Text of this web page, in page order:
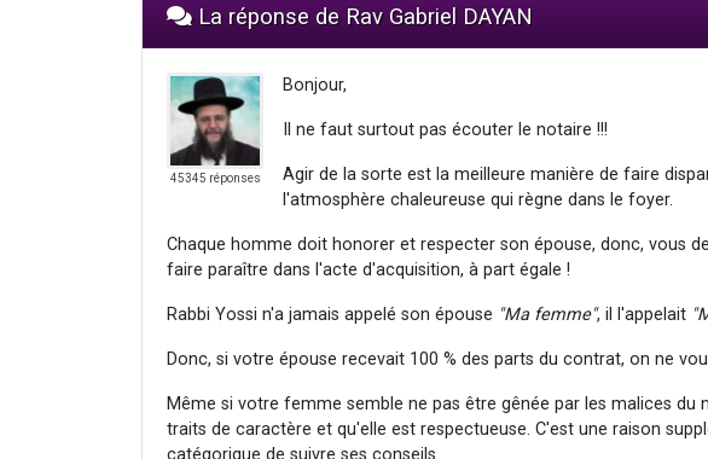
La réponse de Rav Gabriel DAYAN
45345 réponses
Bonjour,
Il ne faut surtout pas écouter le notaire !!!
Agir de la sorte est la meilleure manière de faire
l'atmosphère chaleureuse qui règne dans le foyer.
Chaque homme doit honorer et respecter son épouse, donc, vous
faire paraître dans l'acte d'acquisition, à part égale !
Rabbi Yossi n'a jamais appelé son épouse "Ma femme", il l'appelait
Donc, si votre épouse recevait 100 % des parts du contrat, on ne
Même si votre femme semble ne pas être gênée par les malices du
traits de caractère et qu'elle est respectueuse. C'est une raison
catégorique de suivre ses conseils.